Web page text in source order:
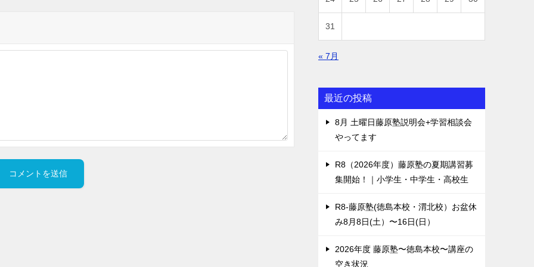
31
« 7月
最近の投稿
8月 土曜日藤原塾説明会+学習相談会
やってます
R8（2026年度）藤原塾の夏期講習募
集開始！｜小学生・中学生・高校生
R8-藤原塾(徳島本校・渭北校）お盆休
み8月8日(土）〜16日(日）
2026年度 藤原塾〜徳島本校〜講座の
空き状況